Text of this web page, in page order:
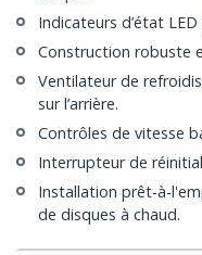
Indicateurs d’état
Construction robuste
Ventilateur de
sur l’arrière.
Contrôles de vitesse
Interrupteur de
Installation prêt-à-
de disques à chaud.